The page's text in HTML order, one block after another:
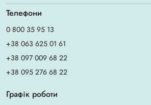
Телефони
0 800 35 95 13
+38 063 625 01 61
+38 097 009 68 22
+38 095 276 68 22
Графік роботи